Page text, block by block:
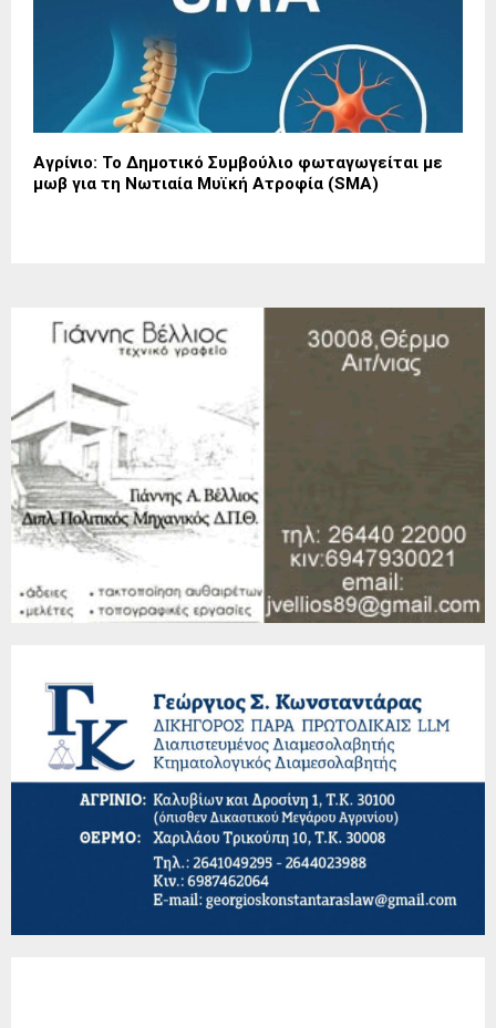
Αγρίνιο: Το Δημοτικό Συμβούλιο φωταγωγείται με
μωβ για τη Νωτιαία Μυϊκή Ατροφία (SMA)